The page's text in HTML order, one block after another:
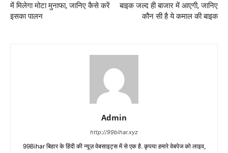
में मिलेगा मोटा मुनाफा, जानिए कैसे करें
इसका पालन
बाइक जल्द ही बाजार में आएगी, जानिए
कौन सी है ये कमाल की बाइक
Admin
http://99bihar.xyz
99Bihar बिहार के हिंदी की न्यूज़ वेबसाइट्स में से एक है. कृपया हमारे वेबपेज को लाइव,